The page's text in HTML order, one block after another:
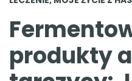
produkty